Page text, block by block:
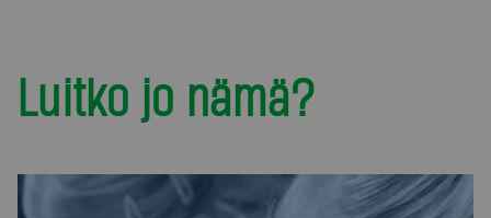
Luitko jo nämä?